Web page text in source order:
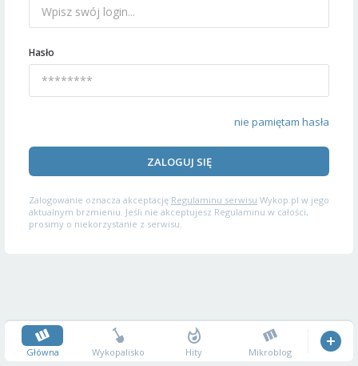
Hasło
nie pamiętam hasła
ZALOGUJ SIĘ
Zalogowanie oznacza akceptację Regulaminu serwisu Wykop.pl w jego
aktualnym brzmieniu. Jeśli nie akceptujesz Regulaminu w całości,
prosimy o niekorzystanie z serwisu.
Główna Wykopalisko Hity Mikroblog